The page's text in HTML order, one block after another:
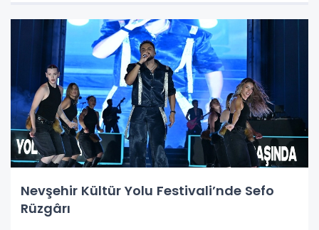
Nevşehir Kültür Yolu Festivali’nde Sefo
Rüzgârı